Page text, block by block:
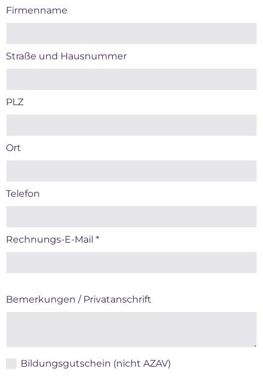
Firmenname
Straße und Hausnummer
PLZ
Ort
Telefon
Rechnungs-E-Mail *
Bemerkungen / Privatanschrift
Bildungsgutschein (nicht AZAV)